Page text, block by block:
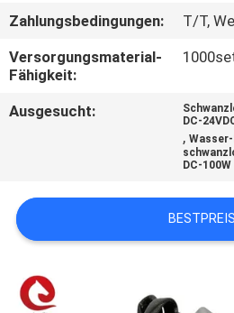
BITTE UM
EIN
ANGEBOT
Zahlungsbedingungen:
T/T,
Versorgungsmaterial-
Fähigkeit:
Ausgesucht:
DC-
,Wasser-
DC-100W
BESTPREIS